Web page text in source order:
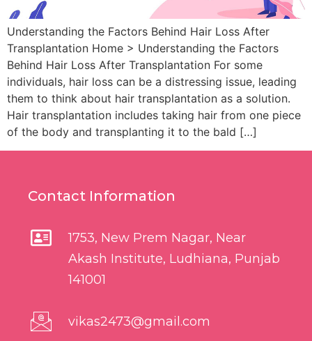
Understanding the Factors Behind Hair Loss After
Transplantation Home > Understanding the Factors
Behind Hair Loss After Transplantation For some
individuals, hair loss can be a distressing issue, leading
them to think about hair transplantation as a solution.
Hair transplantation includes taking hair from one piece
of the body and transplanting it to the bald […]
Contact Information
1753, New Prem Nagar, Near
Akash Institute, Ludhiana, Punjab
141001
vikas2473@gmail.com